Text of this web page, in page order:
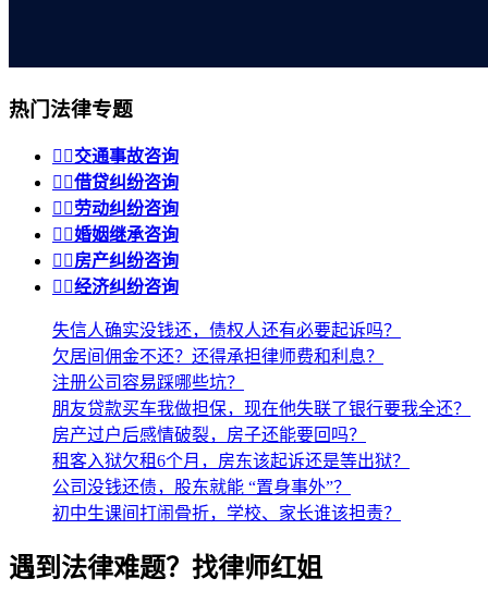
热门法律专题
 交通事故咨询
 借贷纠纷咨询
 劳动纠纷咨询
 婚姻继承咨询
 房产纠纷咨询
 经济纠纷咨询
失信人确实没钱还，债权人还有必要起诉吗？
欠居间佣金不还？还得承担律师费和利息？
注册公司容易踩哪些坑？
朋友贷款买车我做担保，现在他失联了银行要我全还？
房产过户后感情破裂，房子还能要回吗？
租客入狱欠租6个月，房东该起诉还是等出狱？
公司没钱还债，股东就能 “置身事外”？
初中生课间打闹骨折，学校、家长谁该担责？
遇到法律难题？找律师红姐